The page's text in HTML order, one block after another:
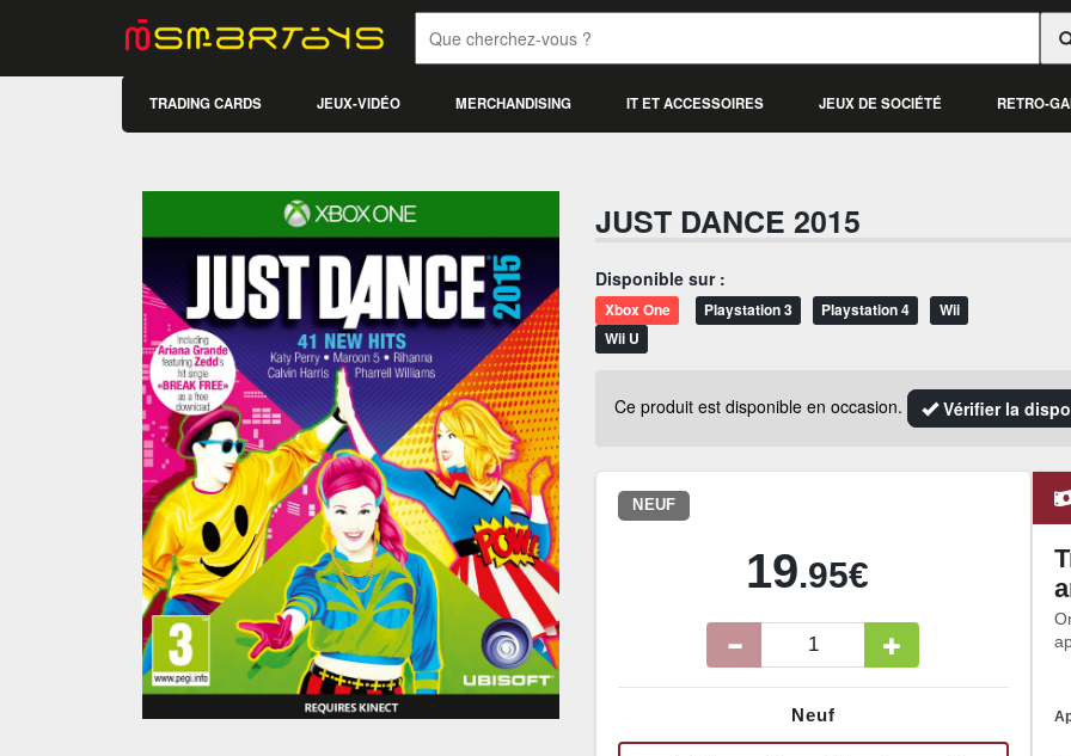
TRADING CARDS JEUX-VIDÉO MERCHANDISING IT ET ACCESSOIRES JEUX DE SOCIÉTÉ RETRO-
JUST DANCE 2015
Disponible sur :
Xbox One Playstation 3 Playstation 4
Wii
Wii U
Ce produit est disponible en occasion. Vérifier la
NEUF
19.95€
Neuf